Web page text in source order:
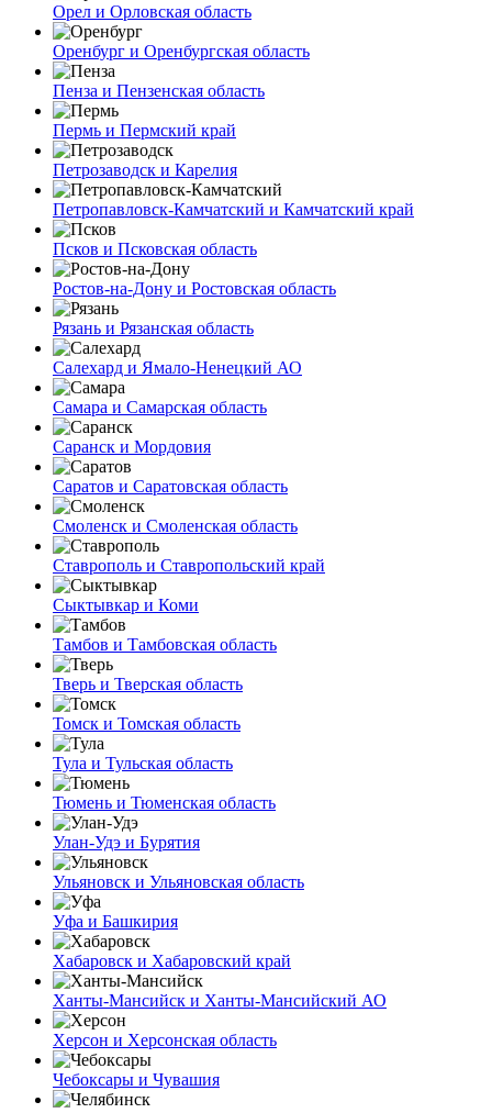
Орел и Орловская область
Оренбург и Оренбургская область
Пенза и Пензенская область
Пермь и Пермский край
Петрозаводск и Карелия
Петропавловск-Камчатский и Камчатский край
Псков и Псковская область
Ростов-на-Дону и Ростовская область
Рязань и Рязанская область
Салехард и Ямало-Ненецкий АО
Самара и Самарская область
Саранск и Мордовия
Саратов и Саратовская область
Смоленск и Смоленская область
Ставрополь и Ставропольский край
Сыктывкар и Коми
Тамбов и Тамбовская область
Тверь и Тверская область
Томск и Томская область
Тула и Тульская область
Тюмень и Тюменская область
Улан-Удэ и Бурятия
Ульяновск и Ульяновская область
Уфа и Башкирия
Хабаровск и Хабаровский край
Ханты-Мансийск и Ханты-Мансийский АО
Херсон и Херсонская область
Чебоксары и Чувашия